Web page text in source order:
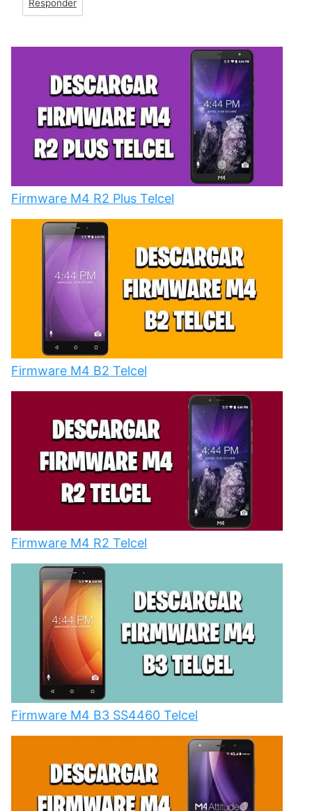
Responder
Firmware M4 R2 Plus Telcel
Firmware M4 B2 Telcel
Firmware M4 R2 Telcel
Firmware M4 B3 SS4460 Telcel